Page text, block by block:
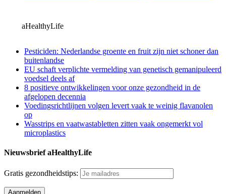
aHealthyLife
Pesticiden: Nederlandse groente en fruit zijn niet schoner dan
buitenlandse
EU schaft verplichte vermelding van genetisch gemanipuleerd
voedsel deels af
8 positieve ontwikkelingen voor onze gezondheid in de
afgelopen decennia
Voedingsrichtlijnen volgen levert vaak te weinig flavanolen
op
Wasstrips en vaatwastabletten zitten vaak ongemerkt vol
microplastics
Nieuwsbrief aHealthyLife
Gratis gezondheidstips: